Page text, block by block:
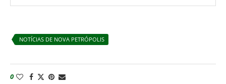
NOTÍCIAS DE NOVA PETRÓPOLIS
0